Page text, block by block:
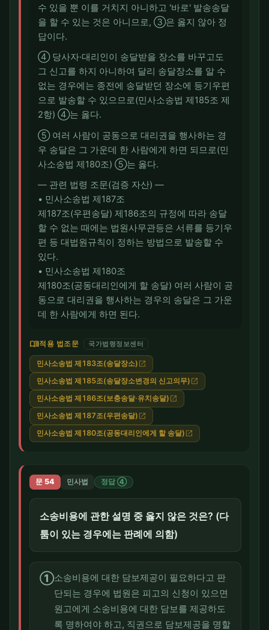
수 있을 뿐 이를 거치지 아니하고 '바로' 발송송달
을 할 수 있는 것은 아니므로, ③은 옳지 않아 정
답이다.
④ 당사자·대리인이 송달받을 장소를 바꾸고도
그 신고를 하지 아니하여 달리 송달장소를 알 수
없는 경우에는 종전에 송달받던 장소에 등기우편
으로 발송할 수 있으므로(민사소송법 제185조 제
2항) ④는 옳다.
⑤ 여러 사람이 공동으로 대리권을 행사하는 경
우 송달은 그 가운데 한 사람에게 하면 되므로(민
사소송법 제180조) ⑤는 옳다.
― 관련 법령 조문(검증 자산) ―
• 민사소송법 제187조
제187조(우편송달) 제186조의 규정에 따라 송달
할 수 없는 때에는 법원사무관등은 서류를 등기우
편 등 대법원규칙이 정하는 방법으로 발송할 수
있다.
• 민사소송법 제180조
제180조(공동대리인에게 할 송달) 여러 사람이 공
동으로 대리권을 행사하는 경우의 송달은 그 가운
데 한 사람에게 하면 된다.
menu_book적용 법조문 국가법령정보센터
민사소송법 제183조(송달장소) open_in_new
민사소송법 제185조(송달장소변경의 신고의무) open_in_new
민사소송법 제186조(보충송달·유치송달) open_in_new
민사소송법 제187조(우편송달) open_in_new
민사소송법 제180조(공동대리인에게 할 송달) open_in_new
문 54 민사법 정답 ④
소송비용에 관한 설명 중 옳지 않은 것은? (다
툼이 있는 경우에는 판례에 의함)
①소송비용에 대한 담보제공이 필요하다고 판
단되는 경우에 법원은 피고의 신청이 있으면
원고에게 소송비용에 대한 담보를 제공하도
록 명하여야 하고, 직권으로 담보제공을 명할